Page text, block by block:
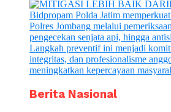
Berita Nasional